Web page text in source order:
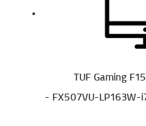
لپ تاپ 15.6 اینچی ایسوس مدل TUF Gaming F15
FX507VU-LP163W-i7 13620H 16GB 1SSD RTX4050 -